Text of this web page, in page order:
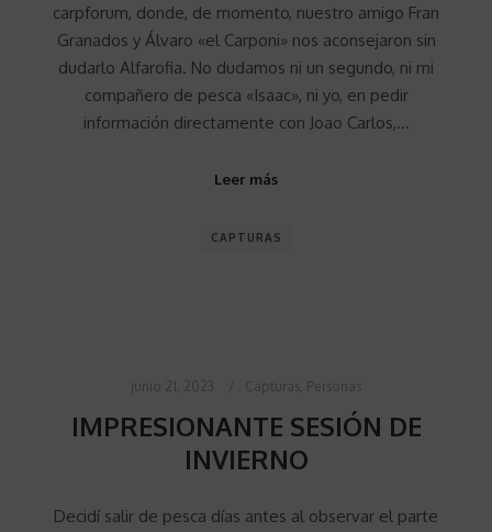
carpforum, donde, de momento, nuestro amigo Fran
Granados y Álvaro «el Carponi» nos aconsejaron sin
dudarlo Alfarofia. No dudamos ni un segundo, ni mi
compañero de pesca «Isaac», ni yo, en pedir
información directamente con Joao Carlos,…
Leer más
CAPTURAS
junio 21, 2023 Capturas, Personas
IMPRESIONANTE SESIÓN DE
INVIERNO
Decidí salir de pesca días antes al observar el parte